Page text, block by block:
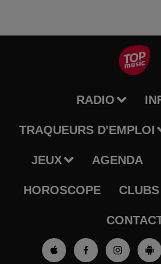
RADIO
TRAQUEURS D'EMPLOI
JEUX AGENDA
HOROSCOPE